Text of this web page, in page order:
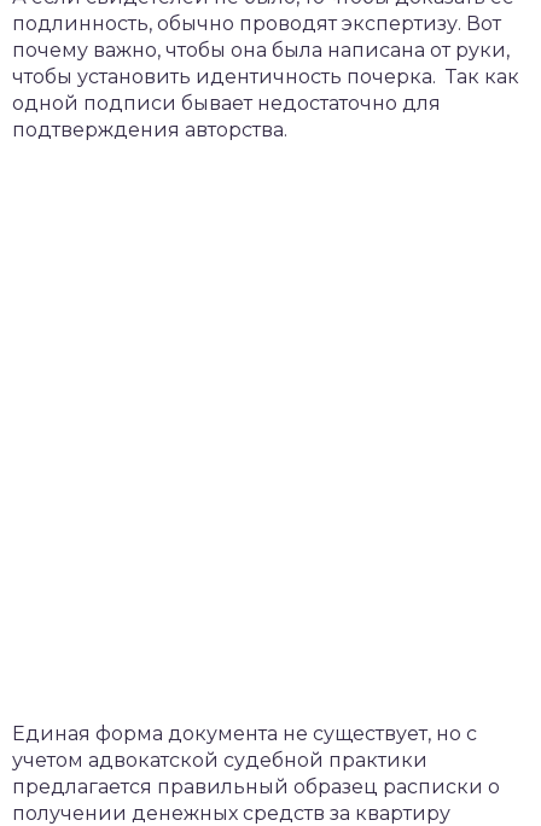
подлинность, обычно проводят экспертизу. Вот
почему важно, чтобы она была написана от руки,
чтобы установить идентичность почерка. Так как
одной подписи бывает недостаточно для
подтверждения авторства.
Единая форма документа не существует, но с
учетом адвокатской судебной практики
предлагается правильный образец расписки о
получении денежных средств за квартиру